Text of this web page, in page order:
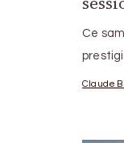
Ce
Claude